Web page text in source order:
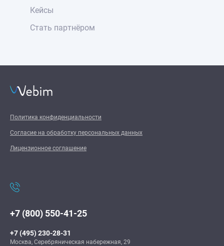
Кейсы
Стать партнёром
Политика конфиденциальности
Согласие на обработку персональных данных
Лицензионное соглашение
+7 (800) 550-41-25
+7 (495) 230-28-31
Москва, Серебряническая набережная, 29